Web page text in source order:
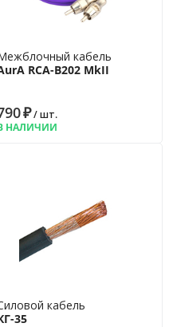
кабель
RCA-B202 MkII
₽/ шт.
НАЛИЧИИ
кабель
35